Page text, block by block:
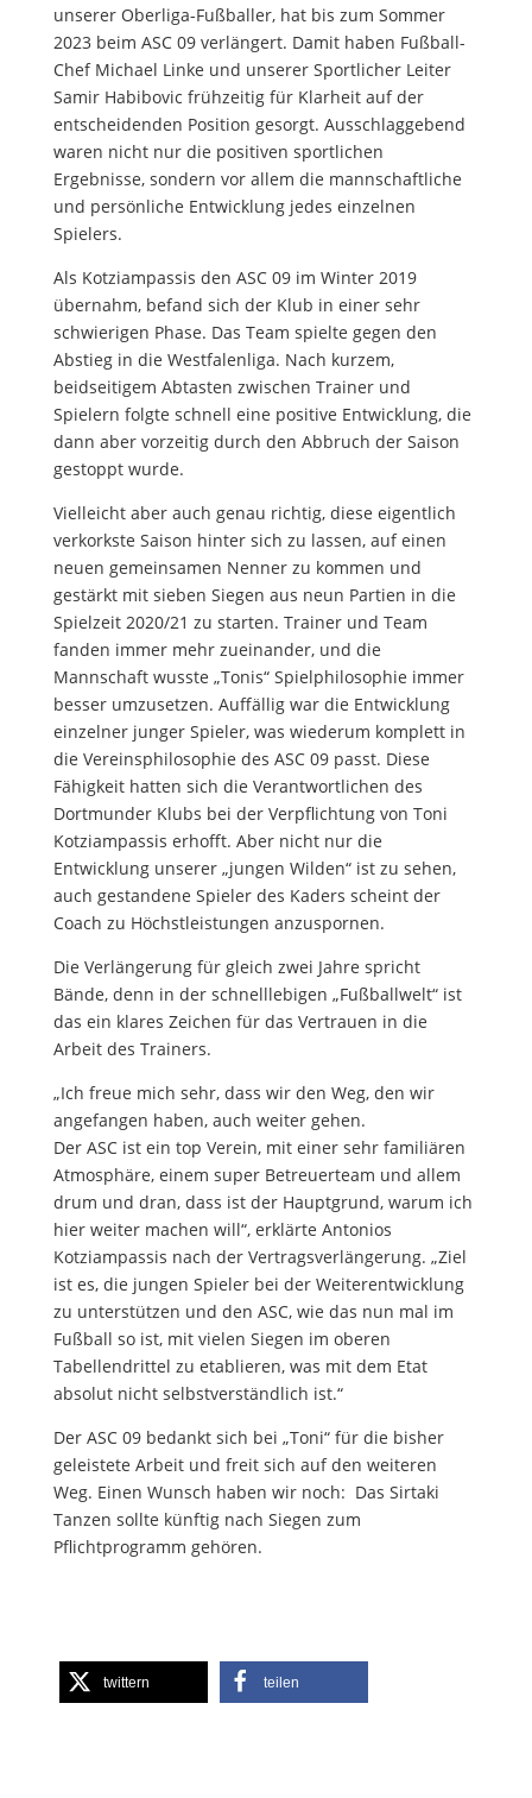
unserer Oberliga-Fußballer, hat bis zum Sommer
2023 beim ASC 09 verlängert. Damit haben Fußball-
Chef Michael Linke und unserer Sportlicher Leiter
Samir Habibovic frühzeitig für Klarheit auf der
entscheidenden Position gesorgt. Ausschlaggebend
waren nicht nur die positiven sportlichen
Ergebnisse, sondern vor allem die mannschaftliche
und persönliche Entwicklung jedes einzelnen
Spielers.
Als Kotziampassis den ASC 09 im Winter 2019
übernahm, befand sich der Klub in einer sehr
schwierigen Phase. Das Team spielte gegen den
Abstieg in die Westfalenliga. Nach kurzem,
beidseitigem Abtasten zwischen Trainer und
Spielern folgte schnell eine positive Entwicklung, die
dann aber vorzeitig durch den Abbruch der Saison
gestoppt wurde.
Vielleicht aber auch genau richtig, diese eigentlich
verkorkste Saison hinter sich zu lassen, auf einen
neuen gemeinsamen Nenner zu kommen und
gestärkt mit sieben Siegen aus neun Partien in die
Spielzeit 2020/21 zu starten. Trainer und Team
fanden immer mehr zueinander, und die
Mannschaft wusste „Tonis“ Spielphilosophie immer
besser umzusetzen. Auffällig war die Entwicklung
einzelner junger Spieler, was wiederum komplett in
die Vereinsphilosophie des ASC 09 passt. Diese
Fähigkeit hatten sich die Verantwortlichen des
Dortmunder Klubs bei der Verpflichtung von Toni
Kotziampassis erhofft. Aber nicht nur die
Entwicklung unserer „jungen Wilden“ ist zu sehen,
auch gestandene Spieler des Kaders scheint der
Coach zu Höchstleistungen anzuspornen.
Die Verlängerung für gleich zwei Jahre spricht
Bände, denn in der schnelllebigen „Fußballwelt“ ist
das ein klares Zeichen für das Vertrauen in die
Arbeit des Trainers.
„Ich freue mich sehr, dass wir den Weg, den wir
angefangen haben, auch weiter gehen.
Der ASC ist ein top Verein, mit einer sehr familiären
Atmosphäre, einem super Betreuerteam und allem
drum und dran, dass ist der Hauptgrund, warum ich
hier weiter machen will“, erklärte Antonios
Kotziampassis nach der Vertragsverlängerung. „Ziel
ist es, die jungen Spieler bei der Weiterentwicklung
zu unterstützen und den ASC, wie das nun mal im
Fußball so ist, mit vielen Siegen im oberen
Tabellendrittel zu etablieren, was mit dem Etat
absolut nicht selbstverständlich ist.“
Der ASC 09 bedankt sich bei „Toni“ für die bisher
geleistete Arbeit und freit sich auf den weiteren
Weg. Einen Wunsch haben wir noch: Das Sirtaki
Tanzen sollte künftig nach Siegen zum
Pflichtprogramm gehören.
twittern teilen